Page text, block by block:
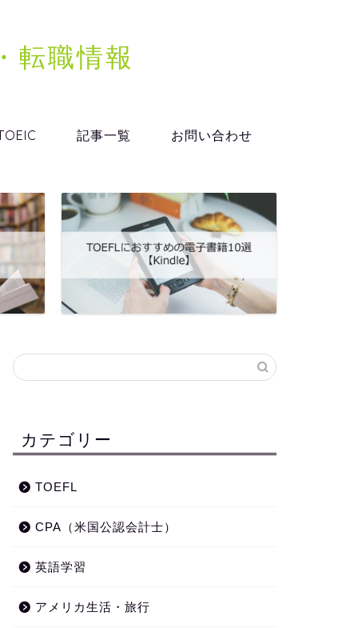
転職情報
記事一覧 お問い合わせ
カテゴリー
TOEFL
CPA（米国公認会計士）
英語学習
アメリカ生活・旅行